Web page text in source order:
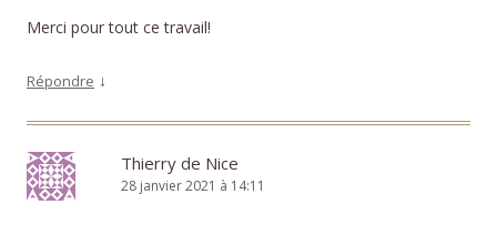
Merci pour tout ce travail!
Répondre ↓
Thierry de Nice
28 janvier 2021 à 14:11